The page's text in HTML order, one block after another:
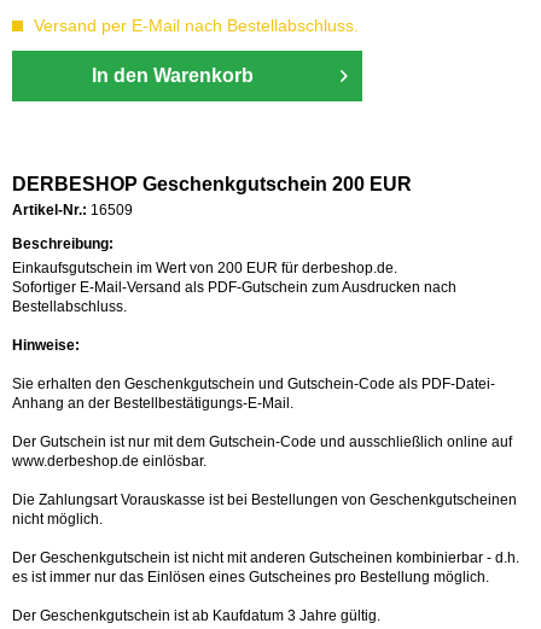
Versand per E-Mail nach Bestellabschluss.
In den Warenkorb
DERBESHOP Geschenkgutschein 200 EUR
Artikel-Nr.: 16509
Beschreibung:
Einkaufsgutschein im Wert von 200 EUR für derbeshop.de.
Sofortiger E-Mail-Versand als PDF-Gutschein zum Ausdrucken nach
Bestellabschluss.
Hinweise:
Sie erhalten den Geschenkgutschein und Gutschein-Code als PDF-Datei-
Anhang an der Bestellbestätigungs-E-Mail.
Der Gutschein ist nur mit dem Gutschein-Code und ausschließlich online auf
www.derbeshop.de einlösbar.
Die Zahlungsart Vorauskasse ist bei Bestellungen von Geschenkgutscheinen
nicht möglich.
Der Geschenkgutschein ist nicht mit anderen Gutscheinen kombinierbar - d.h.
es ist immer nur das Einlösen eines Gutscheines pro Bestellung möglich.
Der Geschenkgutschein ist ab Kaufdatum 3 Jahre gültig.